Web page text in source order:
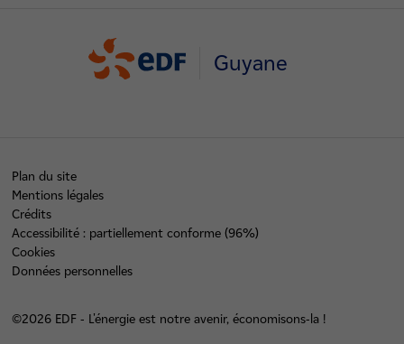
Guyane
Plan du site
Mentions légales
Crédits
Accessibilité : partiellement conforme (96%)
Cookies
Données personnelles
©2026 EDF - L'énergie est notre avenir, économisons-la !